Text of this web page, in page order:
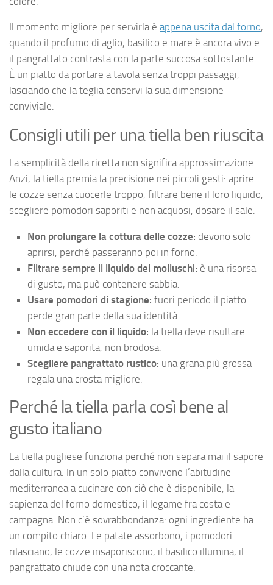
Il momento migliore per servirla è appena uscita dal forno,
quando il profumo di aglio, basilico e mare è ancora vivo e
il pangrattato contrasta con la parte succosa sottostante.
È un piatto da portare a tavola senza troppi passaggi,
lasciando che la teglia conservi la sua dimensione
conviviale.
Consigli utili per una tiella ben riuscita
La semplicità della ricetta non significa approssimazione.
Anzi, la tiella premia la precisione nei piccoli gesti: aprire
le cozze senza cuocerle troppo, filtrare bene il loro liquido,
scegliere pomodori saporiti e non acquosi, dosare il sale.
Non prolungare la cottura delle cozze: devono solo
aprirsi, perché passeranno poi in forno.
Filtrare sempre il liquido dei molluschi: è una risorsa
di gusto, ma può contenere sabbia.
Usare pomodori di stagione: fuori periodo il piatto
perde gran parte della sua identità.
Non eccedere con il liquido: la tiella deve risultare
umida e saporita, non brodosa.
Scegliere pangrattato rustico: una grana più grossa
regala una crosta migliore.
Perché la tiella parla così bene al
gusto italiano
La tiella pugliese funziona perché non separa mai il sapore
dalla cultura. In un solo piatto convivono l’abitudine
mediterranea a cucinare con ciò che è disponibile, la
sapienza del forno domestico, il legame fra costa e
campagna. Non c’è sovrabbondanza: ogni ingrediente ha
un compito chiaro. Le patate assorbono, i pomodori
rilasciano, le cozze insaporiscono, il basilico illumina, il
pangrattato chiude con una nota croccante.